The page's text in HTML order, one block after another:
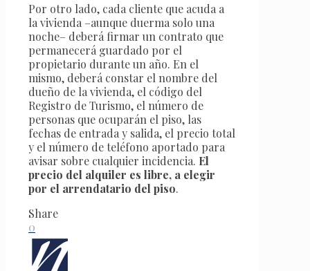
Por otro lado, cada cliente que acuda a
la vivienda –aunque duerma solo una
noche– deberá firmar un contrato que
permanecerá guardado por el
propietario durante un año. En el
mismo, deberá constar el nombre del
dueño de la vivienda, el código del
Registro de Turismo, el número de
personas que ocuparán el piso, las
fechas de entrada y salida, el precio total
y el número de teléfono aportado para
avisar sobre cualquier incidencia. El
precio del alquiler es libre, a elegir
por el arrendatario del piso.
Share
0